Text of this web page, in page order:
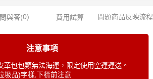
問與答(0) 費用試算 問題商品反映流程
注意事項
革包包類無法海運，限定使用空運運送。
圾品)字樣,下標前注意